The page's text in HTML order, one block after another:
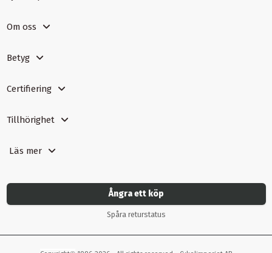
Om oss
Betyg
Certifiering
Tillhörighet
Läs mer
Ångra ett köp
Spåra returstatus